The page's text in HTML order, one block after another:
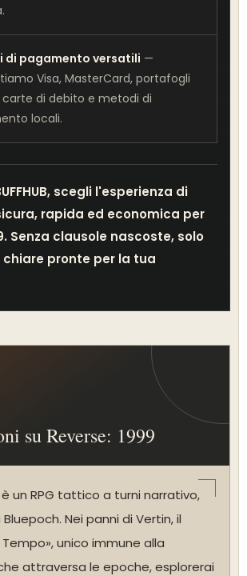
di pagamento versatili —
Visa, MasterCard, portafogli
carte di debito e metodi di
locali.
scegli l'esperienza di
rapida ed economica per
Senza clausole nascoste, solo
pronte per la tua
su Reverse: 1999
è un RPG tattico a turni narrativo,
Nei panni di Vertin, il
unico immune alla
attraversa le epoche, esplorerai